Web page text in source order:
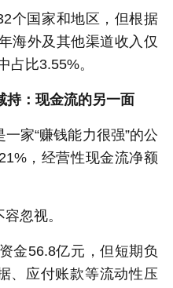
个国家和地区，但根据
海外及其他渠道收入仅
占比3.55%。
持：现金流的另一面
家“赚钱能力很强”的公
，经营性现金流净额
忽视。
金56.8亿元，但短期负
、应付账款等流动性压